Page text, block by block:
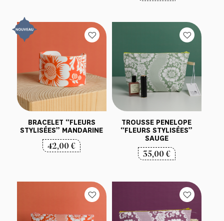
BRACELET “FLEURS
STYLISÉES” MANDARINE
42,00€
TROUSSE PENELOPE
“FLEURS STYLISÉES”
SAUGE
35,00€